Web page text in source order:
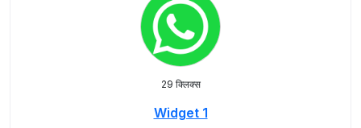
29 क्लिक्स
Widget 1